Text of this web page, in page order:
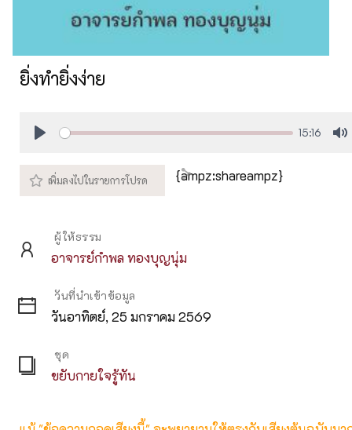
ยิ่งทำยิ่งง่าย
15:16
{ampz:shareampz}
ผู้ให้ธรรม
อาจารย์กำพล ทองบุญนุ่ม
วันที่นำเข้าข้อมูล
วันอาทิตย์, 25 มกราคม 2569
ชุด
ขยับกายใจรู้ทัน